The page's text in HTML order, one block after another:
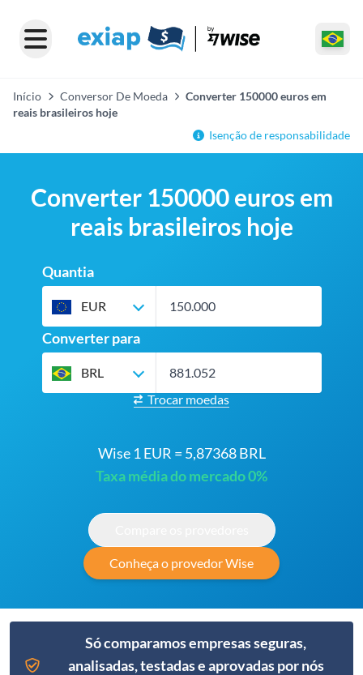
Início Conversor De Moeda
Converter 150000 euros em
reais brasileiros hoje
Isenção de responsabilidade
Converter 150000 euros em
reais brasileiros hoje
Quantia
EUR
Converter para
BRL
Trocar moedas
Wise 1 EUR = 5,87368 BRL
Taxa média do mercado 0%
Conheça o provedor Wise
Só comparamos empresas seguras,
analisadas, testadas e aprovadas por nós